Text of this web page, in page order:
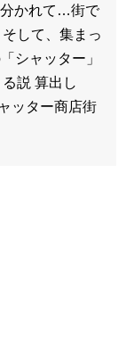
分かれて…街で
して、集まっ
シャッター」
説 算出し
ッター商店街